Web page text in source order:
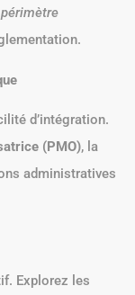
périmètre
d’intégration.
(PMO), la
administratives
Explorez les